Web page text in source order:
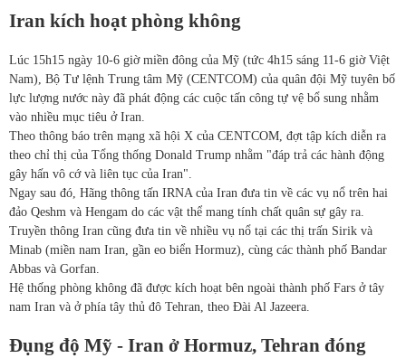
Iran kích hoạt phòng không
Lúc 15h15 ngày 10-6 giờ miền đông của Mỹ (tức 4h15 sáng 11-6 giờ Việt
Nam), Bộ Tư lệnh Trung tâm Mỹ (CENTCOM) của quân đội Mỹ tuyên bố
lực lượng nước này đã phát động các cuộc tấn công tự vệ bổ sung nhằm
vào nhiều mục tiêu ở Iran.
Theo thông báo trên mạng xã hội X của CENTCOM, đợt tập kích diễn ra
theo chỉ thị của Tổng thống Donald Trump nhằm "đáp trả các hành động
gây hấn vô cớ và liên tục của Iran".
Ngay sau đó, Hãng thông tấn IRNA của Iran đưa tin về các vụ nổ trên hai
đảo Qeshm và Hengam do các vật thể mang tính chất quân sự gây ra.
Truyền thông Iran cũng đưa tin về nhiều vụ nổ tại các thị trấn Sirik và
Minab (miền nam Iran, gần eo biển Hormuz), cùng các thành phố Bandar
Abbas và Gorfan.
Hệ thống phòng không đã được kích hoạt bên ngoài thành phố Fars ở tây
nam Iran và ở phía tây thủ đô Tehran, theo Đài Al Jazeera.
Đụng độ Mỹ - Iran ở Hormuz, Tehran đóng